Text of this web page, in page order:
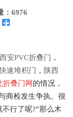
：6976
西安PVC折叠门 ，
速堆积门 ， 陕西
折叠门网的情况，
商检发生争执。很
行了呢?”那么木